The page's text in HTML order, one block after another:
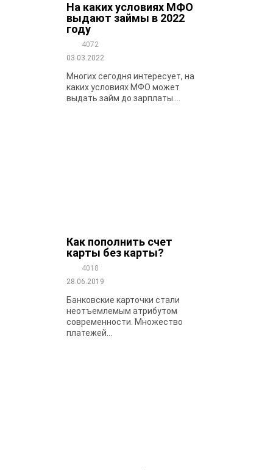
На каких условиях МФО
выдают займы в 2022
году
4072
03.03.2022
Многих сегодня интересует, на
каких условиях МФО может
выдать займ до зарплаты....
Как пополнить счет
карты без карты?
4018
28.06.2019
Банковские карточки стали
неотъемлемым атрибутом
современности. Множество
платежей...